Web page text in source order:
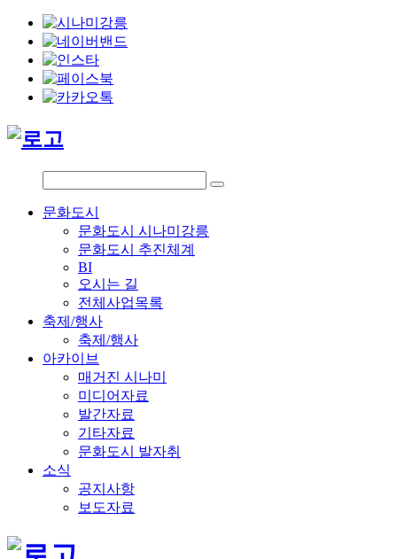
문화도시
문화도시 시나미강릉
문화도시 추진체계
BI
오시는 길
전체사업목록
축제/행사
축제/행사
아카이브
매거진 시나미
미디어자료
발간자료
기타자료
문화도시 발자취
소식
공지사항
보도자료